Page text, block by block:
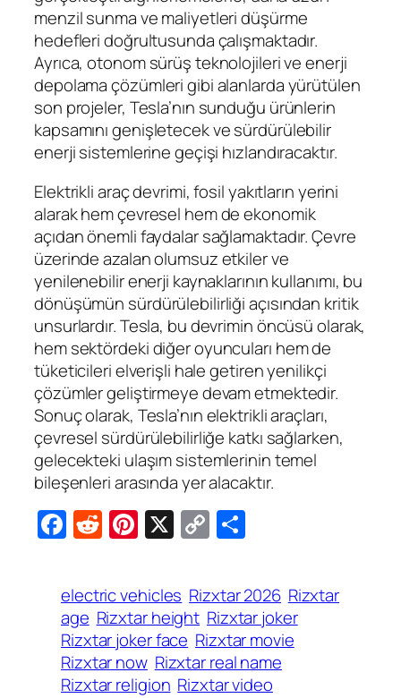
menzil sunma ve maliyetleri düşürme
hedefleri doğrultusunda çalışmaktadır.
Ayrıca, otonom sürüş teknolojileri ve enerji
depolama çözümleri gibi alanlarda yürütülen
son projeler, Tesla’nın sunduğu ürünlerin
kapsamını genişletecek ve sürdürülebilir
enerji sistemlerine geçişi hızlandıracaktır.
Elektrikli araç devrimi, fosil yakıtların yerini
alarak hem çevresel hem de ekonomik
açıdan önemli faydalar sağlamaktadır. Çevre
üzerinde azalan olumsuz etkiler ve
yenilenebilir enerji kaynaklarının kullanımı, bu
dönüşümün sürdürülebilirliği açısından kritik
unsurlardır. Tesla, bu devrimin öncüsü olarak,
hem sektördeki diğer oyuncuları hem de
tüketicileri elverişli hale getiren yenilikçi
çözümler geliştirmeye devam etmektedir.
Sonuç olarak, Tesla’nın elektrikli araçları,
çevresel sürdürülebilirliğe katkı sağlarken,
gelecekteki ulaşım sistemlerinin temel
bileşenleri arasında yer alacaktır.
Facebook
Reddit
Pinterest
X Copy
electric vehicles Rizxtar 2026 Rizxtar
age Rizxtar height Rizxtar joker
Rizxtar joker face Rizxtar movie
Rizxtar now Rizxtar real name
Rizxtar religion Rizxtar video